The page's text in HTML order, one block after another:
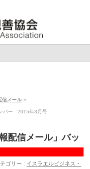
信メール »
バー : 2015年3月号
配信メール」バッ
ゴリー : イスラエルビジネス・